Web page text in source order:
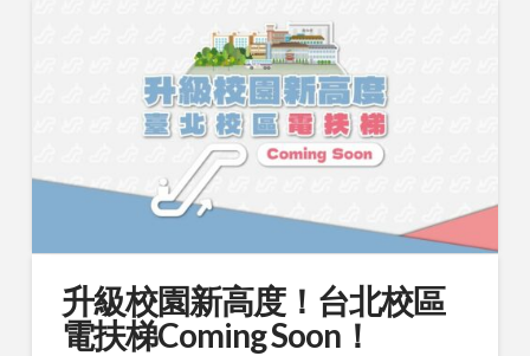
升級校園新高度！台北校區
電扶梯Coming Soon！